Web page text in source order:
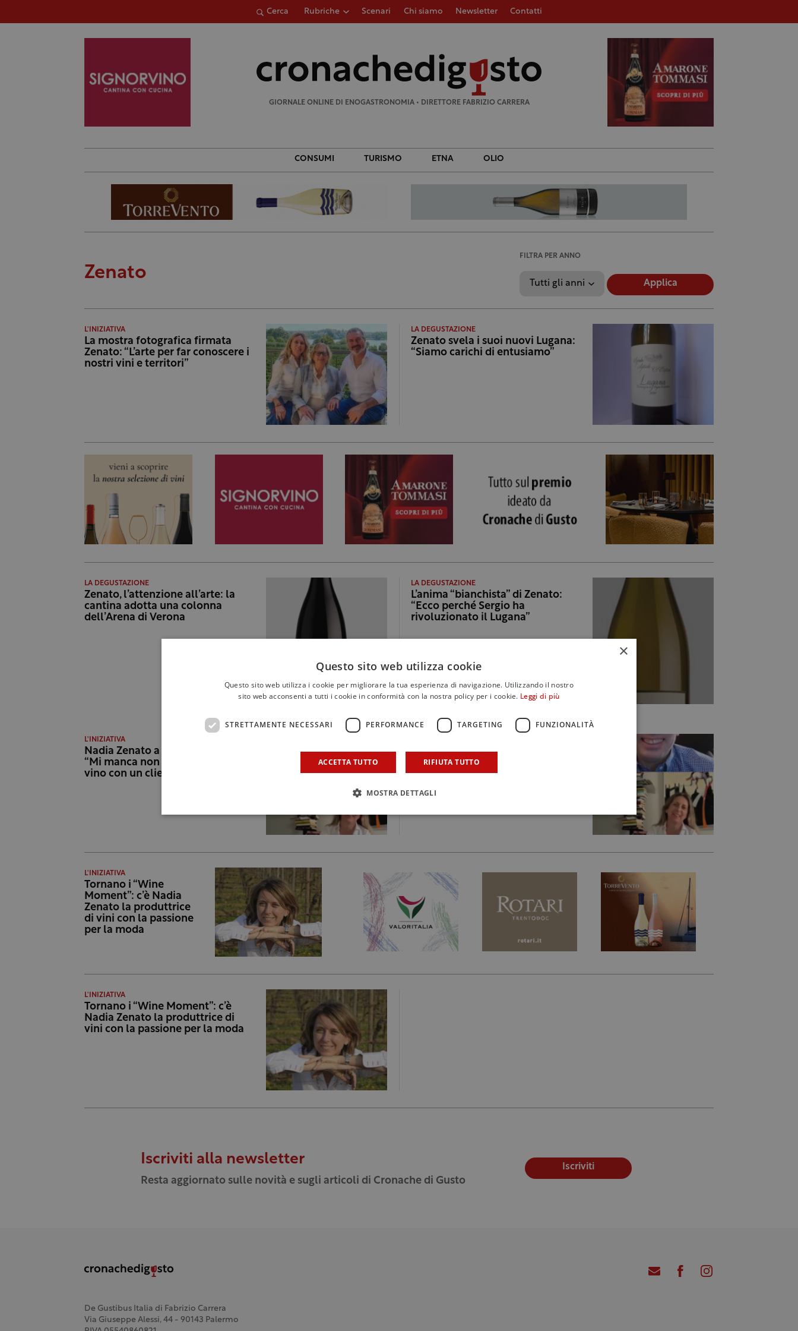
Cerca Rubriche Scenari Chi siamo Newsletter Contatti
GIORNALE ONLINE DI ENOGASTRONOMIA • DIRETTORE FABRIZIO CARRERA
CONSUMI TURISMO ETNA OLIO
Zenato
FILTRA PER ANNO
Applica
L'INIZIATIVA
La mostra fotografica firmata
Zenato: “L’arte per far conoscere i
nostri vini e territori”
LA DEGUSTAZIONE
Zenato svela i suoi nuovi Lugana:
“Siamo carichi di entusiamo”
LA DEGUSTAZIONE
Zenato, l’attenzione all’arte: la
cantina adotta una colonna
dell’Arena di Verona
LA DEGUSTAZIONE
L’anima “bianchista” di Zenato:
“Ecco perché Sergio ha
rivoluzionato il Lugana”
L'INIZIATIVA
Nadia Zenato a Wine Moment:
“Mi manca non poter degustare
vino con un cliente”
Nadia Zenato a Wine Moment:
“Mi manca non poter degustare
vino con un cliente”
L'INIZIATIVA
Tornano i “Wine
Moment”: c’è Nadia
Zenato la produttrice
di vini con la passione
per la moda
L'INIZIATIVA
Tornano i “Wine Moment”: c’è
Nadia Zenato la produttrice di
vini con la passione per la moda
Iscriviti alla newsletter
Resta aggiornato sulle novità e sugli articoli di Cronache di Gusto
Iscriviti
De Gustibus Italia di Fabrizio Carrera
Via Giuseppe Alessi, 44 - 90143 Palermo
×
Questo sito web utilizza cookie
Questo sito web utilizza i cookie per migliorare la tua esperienza di navigazione. Utilizzando il nostro
sito web acconsenti a tutti i cookie in conformità con la nostra policy per i cookie. Leggi di più
STRETTAMENTE NECESSARI PERFORMANCE TARGETING FUNZIONALITÀ
ACCETTA TUTTO RIFIUTA TUTTO
MOSTRA DETTAGLI